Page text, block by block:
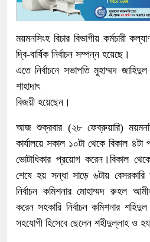
ময়মনসিংহ বিচার বিভাগীয় কর্মচারী
দ্বি-বার্ষিক নির্বাচন সম্পন্ন হয়েছে।
এতে নির্বাচনে সভাপতি মুহাম্মদ
শাহাদাৎ
বিজয়ী হয়েছেন।
আজ শুক্রবার (২৮ ফেব্রুয়ারি)
কার্যালয়ে সকাল ১০টা থেকে বিকাল
ভোটাধিকার প্রয়োগ করেন।বিকাল
শেষে হয় সন্ধা সাড়ে ৬টায়
নির্বাচন কমিশনার মোহাম্মদ রুহল
করেন সহকারি নির্বাচন কমিশনার
সহযোগী হিসেবে ছেলেন শহীদুল্লাহ ও